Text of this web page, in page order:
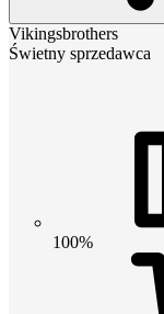
Vikingsbrothers
Świetny sprzedawca
100%